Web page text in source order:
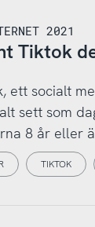
2021
Tiktok
ett socialt
sett som
8 år eller
TIKTOK